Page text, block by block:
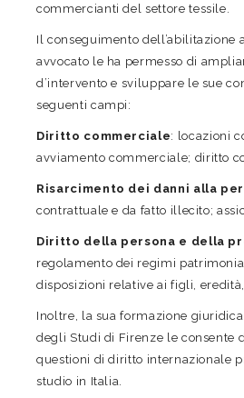
commercianti del settore tessile.
Il conseguimento dell’abilitazione
avvocato le ha permesso di
d’intervento e sviluppare le sue
seguenti campi:
Diritto commerciale: locazioni
avviamento commerciale; diritto
Risarcimento dei danni alla
contrattuale e da fatto illecito;
Diritto della persona e della
regolamento dei regimi
disposizioni relative ai figli,
Inoltre, la sua formazione
degli Studi di Firenze le consente
questioni di diritto internazionale
studio in Italia.